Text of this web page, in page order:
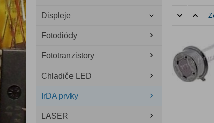
Displeje
Fotodiódy
Fototranzistory
Chladiče LED
IrDA prvky
LASER